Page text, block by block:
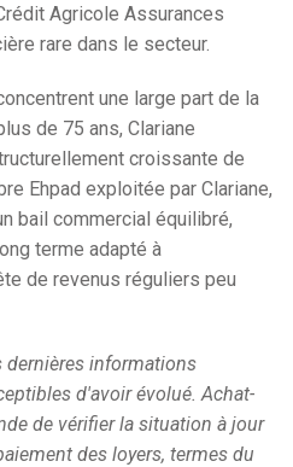
Agricole Assurances
rare dans le secteur.
une large part de la
de 75 ans, Clariane
croissante de
Ehpad exploitée par Clariane,
bail commercial équilibré,
terme adapté à
de revenus réguliers peu
informations
d'avoir évolué. Achat-
de vérifier la situation à jour
des loyers, termes du